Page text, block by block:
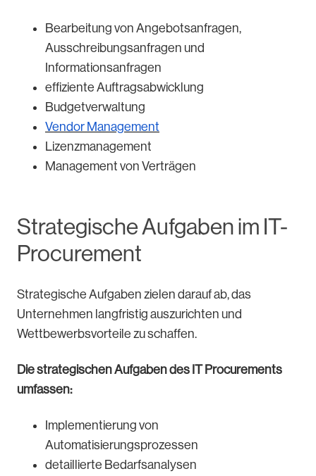
Bearbeitung von Angebotsanfragen,
Ausschreibungsanfragen und
Informationsanfragen
effiziente Auftragsabwicklung
Budgetverwaltung
Vendor Management
Lizenzmanagement
Management von Verträgen
Strategische Aufgaben im IT-
Procurement
Strategische Aufgaben zielen darauf ab, das
Unternehmen langfristig auszurichten und
Wettbewerbsvorteile zu schaffen.
Die strategischen Aufgaben des IT Procurements
umfassen:
Implementierung von
Automatisierungsprozessen
detaillierte Bedarfsanalysen